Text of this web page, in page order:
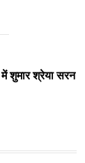
शुमार श्रेया सरन